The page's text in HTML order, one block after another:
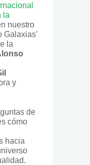
la
nuestro
Galaxias’
la
y
de
cómo
hacia